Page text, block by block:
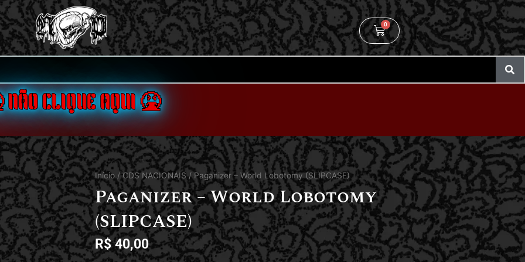
0
CLIQUE AQUI 🤮
Início /CDS NACIONAIS/ Paganizer – World Lobotomy (SLIPCASE)
Paganizer – World Lobotomy
(SLIPCASE)
R$40,00